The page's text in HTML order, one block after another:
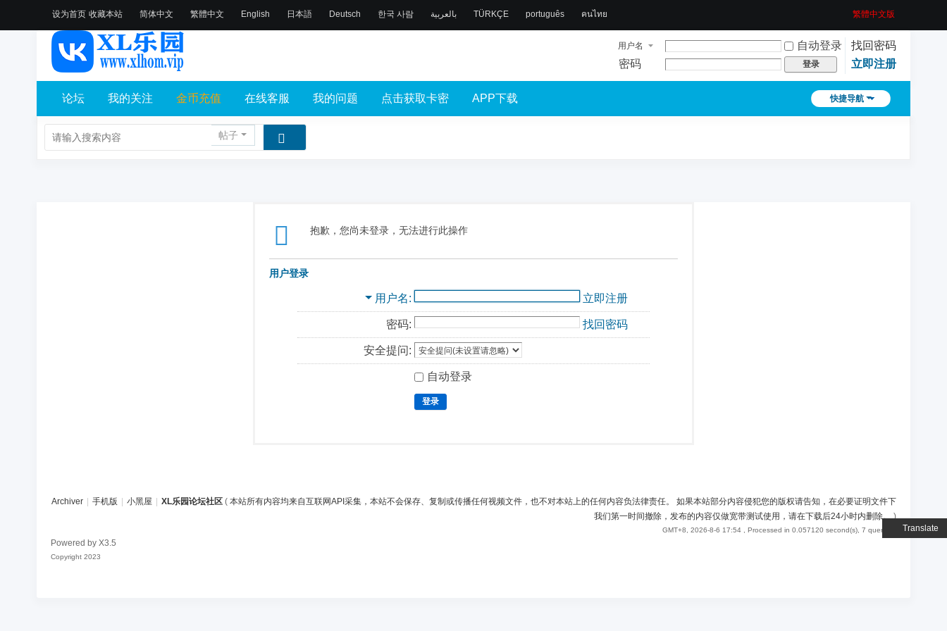
设为首页 收藏本站
Translate
简体中文 繁體中文 English 日本語 Deutsch 한국 사람 بالعربية TÜRKÇE português คนไทย 繁體中文版
用户名 自动登录
找回密码
密码
登录 立即注册
快捷导航
论坛 我的关注 金币充值 在线客服 我的问题 点击获取卡密 APP下载
帖子
抱歉，您尚未登录，无法进行此操作
用户登录
用户名 立即注册
密码: 找回密码
安全提问:
自动登录
登录
Archiver 手机版 小黑屋 XL乐园论坛社区 ( 本站所有内容均来自互联网API采集，本站不会保存、复制或传播任何视频文件，也不对本站上的任何内容负法律责任。 如果本站部分内容侵犯您的版权请告知，在必要证明文件下
我们第一时间撤除，发布的内容仅做宽带测试使用，请在下载后24小时内删除。)
GMT+8, 2026-8-6 17:54 , Processed in 0.057120 second(s), 7 queries .
Powered by X3.5
Copyright 2023